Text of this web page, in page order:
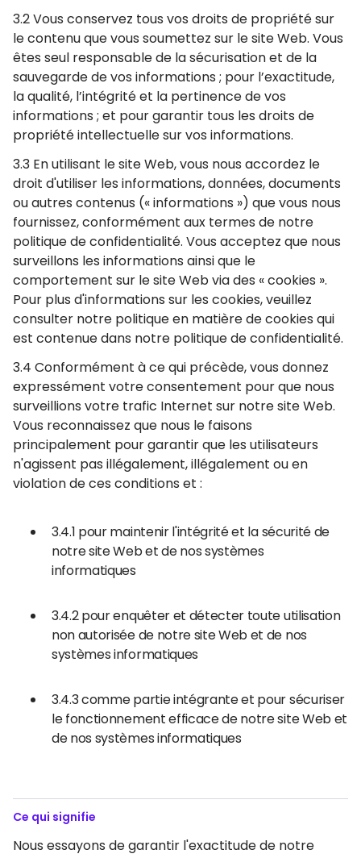
3.2 Vous conservez tous vos droits de propriété sur
le contenu que vous soumettez sur le site Web. Vous
êtes seul responsable de la sécurisation et de la
sauvegarde de vos informations ; pour l’exactitude,
la qualité, l’intégrité et la pertinence de vos
informations ; et pour garantir tous les droits de
propriété intellectuelle sur vos informations.
3.3 En utilisant le site Web, vous nous accordez le
droit d'utiliser les informations, données, documents
ou autres contenus (« informations ») que vous nous
fournissez, conformément aux termes de notre
politique de confidentialité. Vous acceptez que nous
surveillons les informations ainsi que le
comportement sur le site Web via des « cookies ».
Pour plus d'informations sur les cookies, veuillez
consulter notre politique en matière de cookies qui
est contenue dans notre politique de confidentialité.
3.4 Conformément à ce qui précède, vous donnez
expressément votre consentement pour que nous
surveillions votre trafic Internet sur notre site Web.
Vous reconnaissez que nous le faisons
principalement pour garantir que les utilisateurs
n'agissent pas illégalement, illégalement ou en
violation de ces conditions et :
3.4.1 pour maintenir l'intégrité et la sécurité de
notre site Web et de nos systèmes
informatiques
3.4.2 pour enquêter et détecter toute utilisation
non autorisée de notre site Web et de nos
systèmes informatiques
3.4.3 comme partie intégrante et pour sécuriser
le fonctionnement efficace de notre site Web et
de nos systèmes informatiques
Ce qui signifie
Nous essayons de garantir l'exactitude de notre